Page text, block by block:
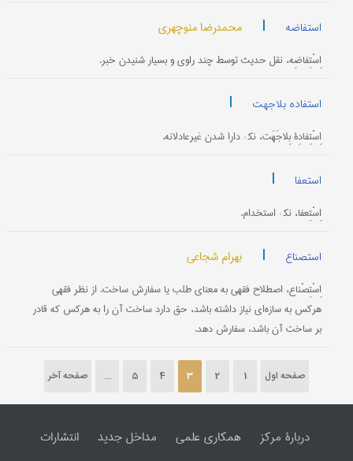
استفاضه | محمدرضا منوچهری
اِسْتِفاضِه، نقل حدیث توسط چند راوی و بسیار شنیدن خبر.
استفاده بلاجهت |
اِسْتِفادِۀ بِلاجَهَت، نک‍ : دارا شدن غیرعادلانه.
استعفا |
اِسْتِعفا، نک‍ : استخدام.
استصناع | بهرام شجاعی
اِسْتِصْناع، اصطلاح فقهی به معنای طلب یا سفارش ساخت. از نظر فقهی
هرکس به سازه‌ای نیاز داشته باشد، حق دارد ساخت آن را به هرکس که قادر
بر ساخت آن باشد، سفارش دهد.
صفحه اول 1
2
3
4
5
... صفحه آخر
دربارۀ مرکز همکاری علمی مداخل جدید
انتشارات